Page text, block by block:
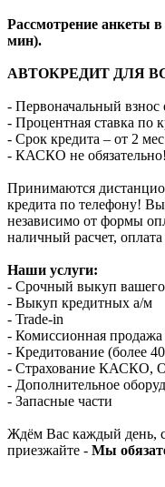
Рассмотрение анкеты
мин).
АВТОКРЕДИТ ДЛЯ
- Первоначальный взнос
- Процентная ставка по
- Срок кредита – от 2
- КАСКО не обязательно!
Принимаются
кредита по телефону!
независимо от формы
наличный расчет,
Наши услуги:
- Срочный выкуп
- Выкуп кредитных а/м
- Trade-in
- Комиссионная
- Кредитование (более
- Страхование КАСКО,
- Дополнительное
- Запасные части
Ждём Вас каждый день,
приезжайте - Мы